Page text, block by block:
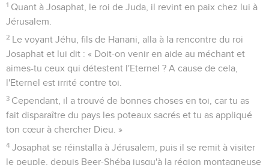
1 Quant à Josaphat, le roi de Juda, il revint en paix chez lui à
Jérusalem.
2 Le voyant Jéhu, fils de Hanani, alla à la rencontre du roi
Josaphat et lui dit : « Doit-on venir en aide au méchant et
aimes-tu ceux qui détestent l'Eternel ? A cause de cela,
l'Eternel est irrité contre toi.
3 Cependant, il a trouvé de bonnes choses en toi, car tu as
fait disparaître du pays les poteaux sacrés et tu as appliqué
ton cœur à chercher Dieu. »
4 Josaphat se réinstalla à Jérusalem, puis il se remit à visiter
le peuple, depuis Beer-Shéba jusqu'à la région montagneuse